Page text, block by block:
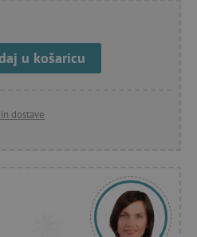
u košaricu
dostave